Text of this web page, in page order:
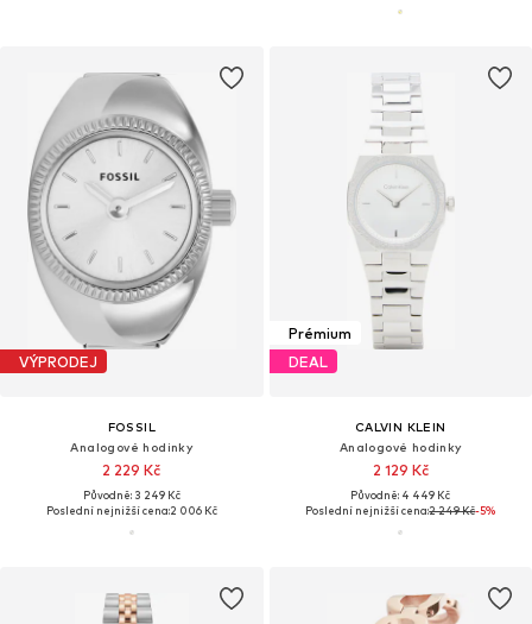
VÝPRODEJ
FOSSIL
Analogové hodinky
2 229 Kč
Původně: 3 249 Kč
Poslední nejnižší cena:2 006 Kč
Prémium
DEAL
CALVIN KLEIN
Analogové hodinky
2 129 Kč
Původně: 4 449 Kč
Poslední nejnižší cena:2 249 Kč-5%